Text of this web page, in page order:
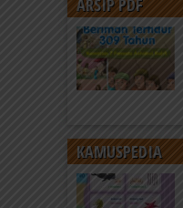
ARSIP PDF
KAMUSPEDIA